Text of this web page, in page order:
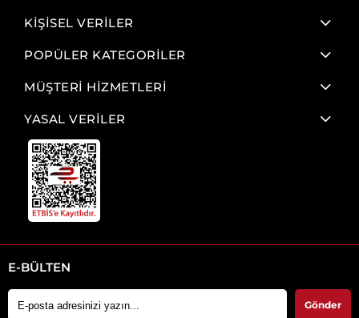
KİŞİSEL VERİLER
POPÜLER KATEGORİLER
MÜŞTERİ HİZMETLERİ
YASAL VERİLER
E-BÜLTEN
Gönder